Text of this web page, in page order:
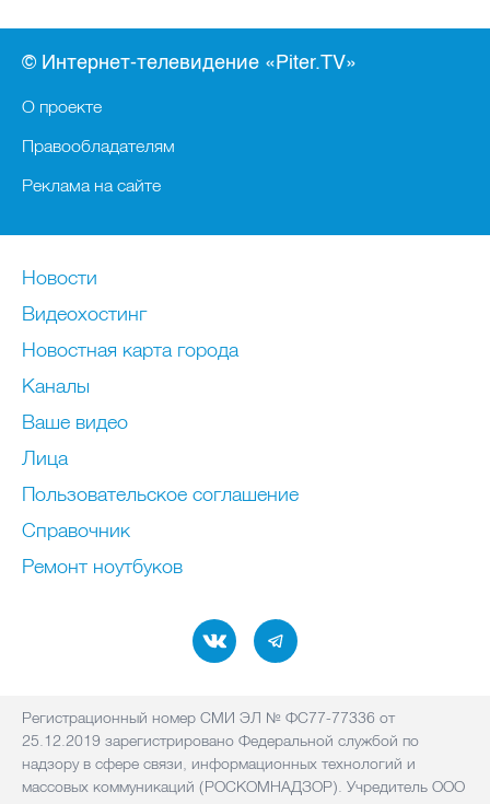
© Интернет-телевидение «Piter.TV»
О проекте
Правообладателям
Реклама на сайте
Новости
Видеохостинг
Новостная карта города
Каналы
Ваше видео
Лица
Пользовательское соглашение
Справочник
Ремонт нoутбуков
Регистрационный номер СМИ ЭЛ № ФС77-77336 от
25.12.2019 зарегистрировано Федеральной службой по
надзору в сфере связи, информационных технологий и
массовых коммуникаций (РОСКОМНАДЗОР). Учредитель ООО